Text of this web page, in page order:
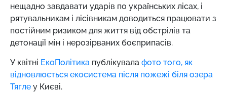
нещадно завдавати ударів по українських лісах, і
рятувальникам і лісівникам доводиться працювати з
постійним ризиком для життя від обстрілів та
детонації мін і нерозірваних боєприпасів.
У квітні ЕкоПолітика публікувала фото того, як
відновлюється екосистема після пожежі біля озера
Тягле у Києві.